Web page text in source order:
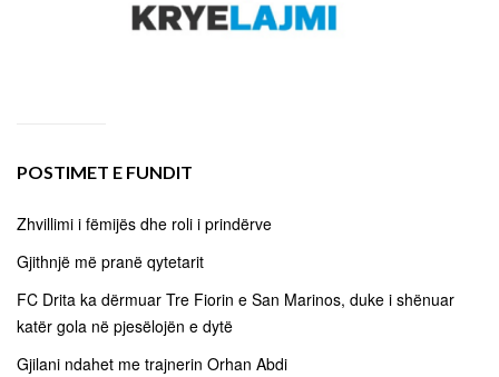
POSTIMET E FUNDIT
Zhvillimi i fëmijës dhe roli i prindërve
Gjithnjë më pranë qytetarit
FC Drita ka dërmuar Tre Fiorin e San Marinos, duke i shënuar
katër gola në pjesëlojën e dytë
Gjilani ndahet me trajnerin Orhan Abdi